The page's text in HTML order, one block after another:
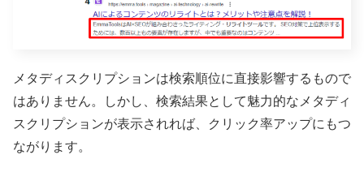
メタディスクリプションは検索順位に直接影響するもので
はありません。しかし、検索結果として魅力的なメタディ
スクリプションが表示されれば、クリック率アップにもつ
ながります。